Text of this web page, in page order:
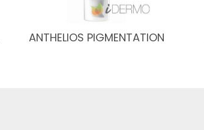
ANTHELIOS PIGMENTATION